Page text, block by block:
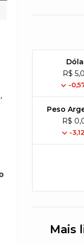
R$
-
Peso
R$
-
Mais